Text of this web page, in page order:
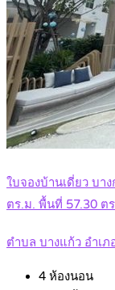
ใบจองบ้านเดี่ยว บา
ตร.ม. พื้นที่ 57.30 ต
ตำบล บางแก้ว อำเ
4 ห้องนอน